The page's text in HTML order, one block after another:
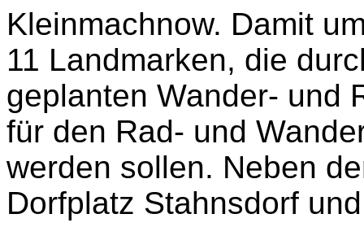
Kleinmachnow. Damit
11 Landmarken, die
geplanten Wander- und
für den Rad- und
werden sollen. Neben
Dorfplatz Stahnsdorf